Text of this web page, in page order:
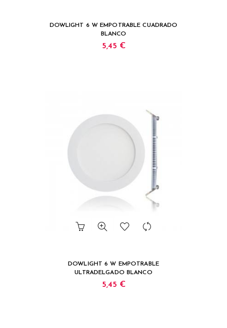
DOWLIGHT 6 W EMPOTRABLE CUADRADO
BLANCO
5,45 €
DOWLIGHT 6 W EMPOTRABLE
ULTRADELGADO BLANCO
5,45 €